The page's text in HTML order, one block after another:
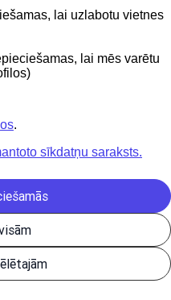
lai uzlabotu vietnes
lai mēs varētu
.
sīkdatņu saraksts.
tālrunis:
Sekojiet mums
Lejupielādejiet
| Informācijas pārpublicēšanas
sistēmu obligāta. |
(20260806205642) (production)